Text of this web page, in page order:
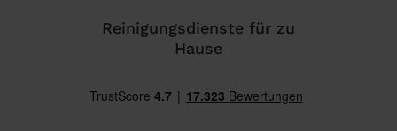
Reinigungsdienste für zu
Hause